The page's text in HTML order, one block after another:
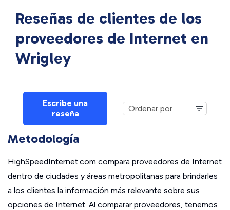
Reseñas de clientes de los
proveedores de Internet en
Wrigley
Escribe una
reseña
Metodología
HighSpeedInternet.com compara proveedores de Internet
dentro de ciudades y áreas metropolitanas para brindarles
a los clientes la información más relevante sobre sus
opciones de Internet. Al comparar proveedores, tenemos